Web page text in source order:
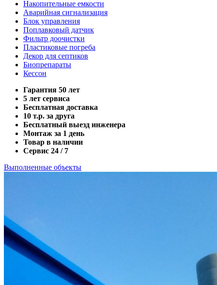
Накопительные емкости
Аварийная сигнализация
Блок управления
Поплавковый датчик
Фильтр доочистки
Пластиковые погреба
Декор для септиков
Биопрепараты
Кессон
Гарантия 50 лет
5 лет сервиса
Бесплатная доставка
10 т.р. за друга
Бесплатный выезд инженера
Монтаж за 1 день
Товар в наличии
Сервис 24 / 7
Выполненные объекты